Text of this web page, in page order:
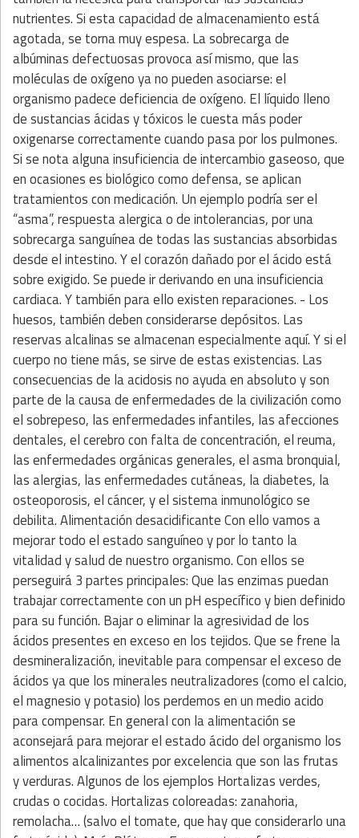
nutrientes. Si esta capacidad de almacenamiento está
agotada, se torna muy espesa. La sobrecarga de
albúminas defectuosas provoca así mismo, que las
moléculas de oxígeno ya no pueden asociarse: el
organismo padece deficiencia de oxígeno. El líquido lleno
de sustancias ácidas y tóxicos le cuesta más poder
oxigenarse correctamente cuando pasa por los pulmones.
Si se nota alguna insuficiencia de intercambio gaseoso, que
en ocasiones es biológico como defensa, se aplican
tratamientos con medicación. Un ejemplo podría ser el
“asma”, respuesta alergica o de intolerancias, por una
sobrecarga sanguínea de todas las sustancias absorbidas
desde el intestino. Y el corazón dañado por el ácido está
sobre exigido. Se puede ir derivando en una insuficiencia
cardiaca. Y también para ello existen reparaciones. - Los
huesos, también deben considerarse depósitos. Las
reservas alcalinas se almacenan especialmente aquí. Y si el
cuerpo no tiene más, se sirve de estas existencias. Las
consecuencias de la acidosis no ayuda en absoluto y son
parte de la causa de enfermedades de la civilización como
el sobrepeso, las enfermedades infantiles, las afecciones
dentales, el cerebro con falta de concentración, el reuma,
las enfermedades orgánicas generales, el asma bronquial,
las alergias, las enfermedades cutáneas, la diabetes, la
osteoporosis, el cáncer, y el sistema inmunológico se
debilita. Alimentación desacidificante Con ello vamos a
mejorar todo el estado sanguíneo y por lo tanto la
vitalidad y salud de nuestro organismo. Con ellos se
perseguirá 3 partes principales: Que las enzimas puedan
trabajar correctamente con un pH específico y bien definido
para su función. Bajar o eliminar la agresividad de los
ácidos presentes en exceso en los tejidos. Que se frene la
desmineralización, inevitable para compensar el exceso de
ácidos ya que los minerales neutralizadores (como el calcio,
el magnesio y potasio) los perdemos en un medio acido
para compensar. En general con la alimentación se
aconsejará para mejorar el estado ácido del organismo los
alimentos alcalinizantes por excelencia que son las frutas
y verduras. Algunos de los ejemplos Hortalizas verdes,
crudas o cocidas. Hortalizas coloreadas: zanahoria,
remolacha… (salvo el tomate, que hay que considerarlo una